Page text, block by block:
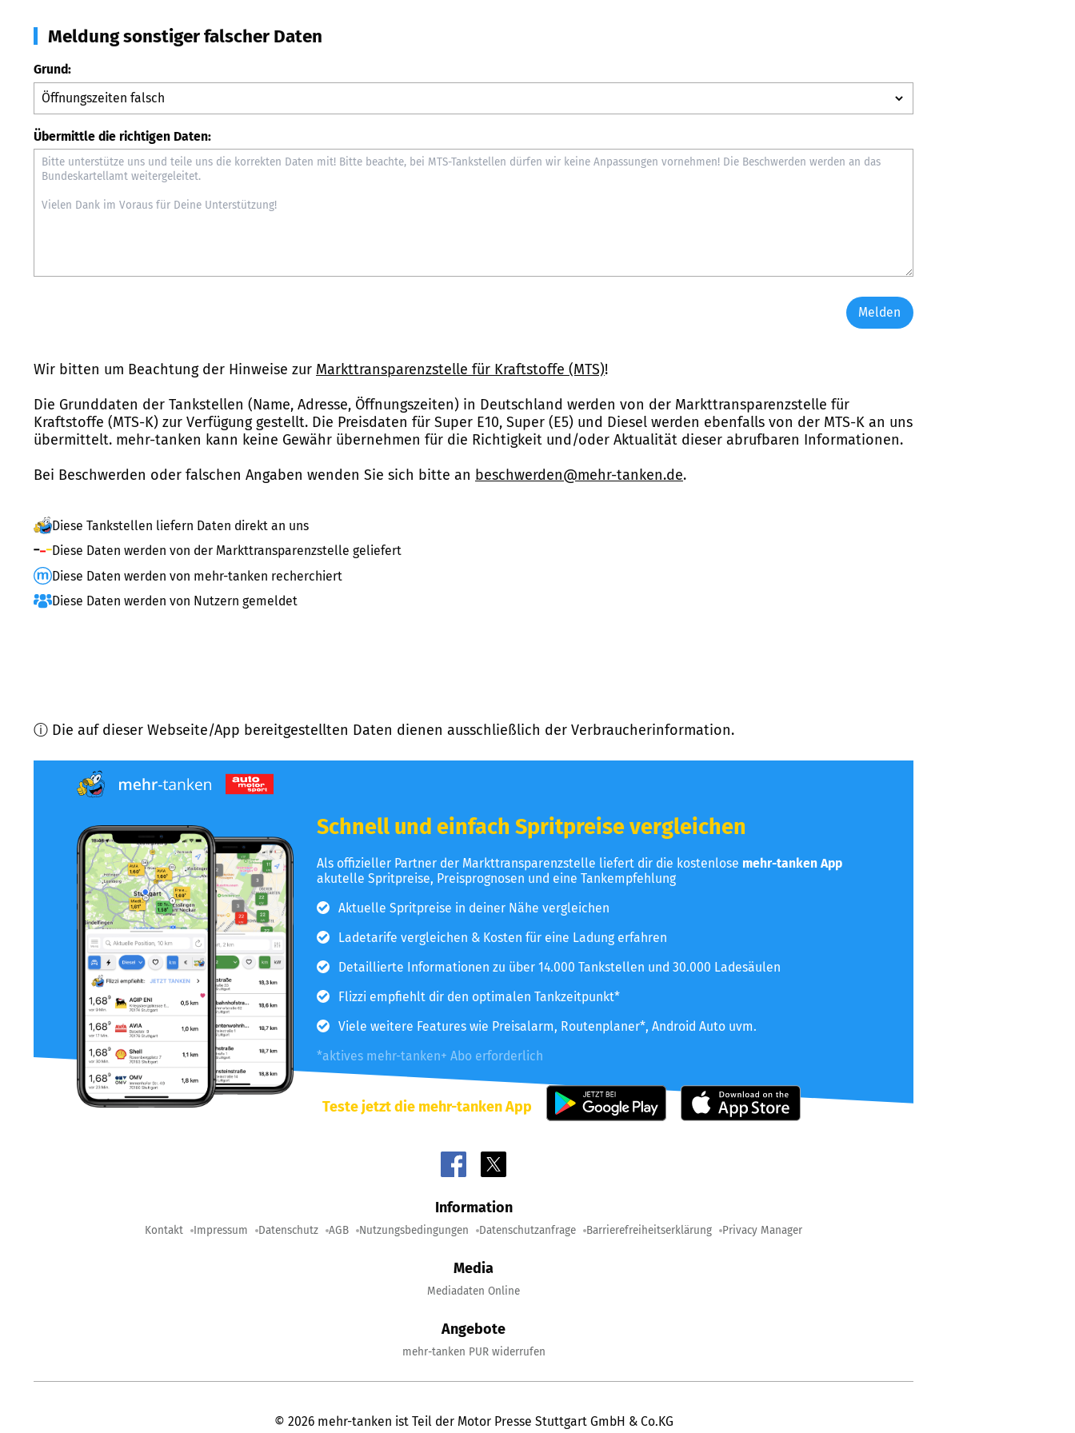
Meldung sonstiger falscher Daten
Grund:
Übermittle die richtigen Daten:
Melden
Wir bitten um Beachtung der Hinweise zur Markttransparenzstelle für Kraftstoffe (MTS)!
Die Grunddaten der Tankstellen (Name, Adresse, Öffnungszeiten) in Deutschland werden von der Markttransparenzstelle für
Kraftstoffe (MTS-K) zur Verfügung gestellt. Die Preisdaten für Super E10, Super (E5) und Diesel werden ebenfalls von der MTS-K an uns
übermittelt. mehr-tanken kann keine Gewähr übernehmen für die Richtigkeit und/oder Aktualität dieser abrufbaren Informationen.
Bei Beschwerden oder falschen Angaben wenden Sie sich bitte an beschwerden@mehr-tanken.de.
Diese Tankstellen liefern Daten direkt an uns
Diese Daten werden von der Markttransparenzstelle geliefert
Diese Daten werden von mehr-tanken recherchiert
Diese Daten werden von Nutzern gemeldet
ⓘ Die auf dieser Webseite/App bereitgestellten Daten dienen ausschließlich der Verbraucherinformation.
Schnell und einfach Spritpreise vergleichen
Als offizieller Partner der Markttransparenzstelle liefert dir die kostenlose mehr-tanken App
akutelle Spritpreise, Preisprognosen und eine Tankempfehlung
Aktuelle Spritpreise in deiner Nähe vergleichen
Ladetarife vergleichen & Kosten für eine Ladung erfahren
Detaillierte Informationen zu über 14.000 Tankstellen und 30.000 Ladesäulen
Flizzi empfiehlt dir den optimalen Tankzeitpunkt*
Viele weitere Features wie Preisalarm, Routenplaner*, Android Auto uvm.
*aktives mehr-tanken+ Abo erforderlich
Teste jetzt die mehr-tanken App
Information
Kontakt Impressum Datenschutz AGB Nutzungsbedingungen Datenschutzanfrage Barrierefreiheitserklärung Privacy Manager
Media
Mediadaten Online
Angebote
mehr-tanken PUR widerrufen
© 2026 mehr-tanken ist Teil der Motor Presse Stuttgart GmbH & Co.KG